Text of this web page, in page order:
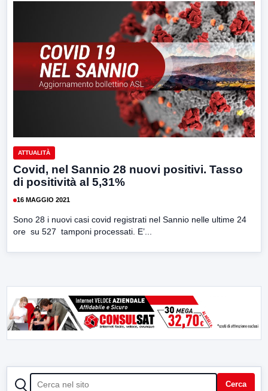
ATTUALITÀ
Covid, nel Sannio 28 nuovi positivi. Tasso
di positività al 5,31%
16 MAGGIO 2021
Sono 28 i nuovi casi covid registrati nel Sannio nelle ultime 24
ore su 527 tamponi processati. E’...
CERCA Cerca